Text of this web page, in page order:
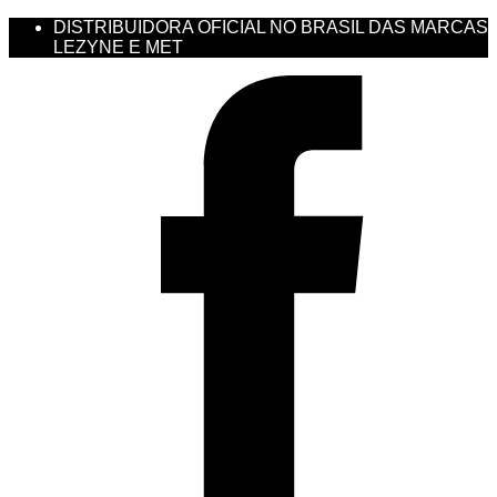
DISTRIBUIDORA OFICIAL NO BRASIL DAS MARCAS
LEZYNE E MET